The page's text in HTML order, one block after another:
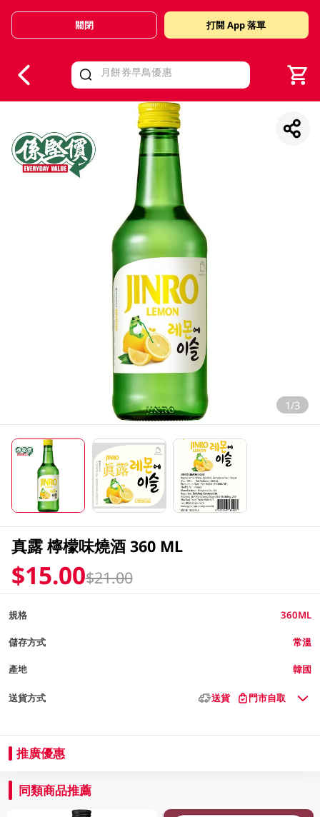
Valid Until 30 June 2026
關閉 打開 App 落單
1/3
真露 檸檬味燒酒 360 ML
$15.00$21.00
規格 360ML
儲存方式 常溫
產地 韓國
送貨方式 送貨 門市自取
推廣優惠
同類商品推薦